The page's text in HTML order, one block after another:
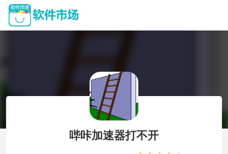
哔咔加速器打不开